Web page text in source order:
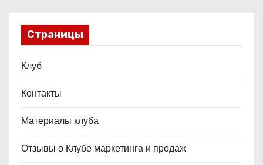
Страницы
Клуб
Контакты
Материалы клуба
Отзывы о Клубе маркетинга и продаж